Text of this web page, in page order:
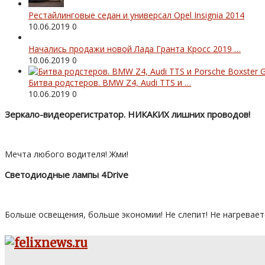
Рестайлинговые седан и универсал Opel Insignia 2014
10.06.2019 0
Начались продажи новой Лада Гранта Кросс 2019 …
10.06.2019 0
Битва родстеров. BMW Z4, Audi TTS и …
10.06.2019 0
Зеркало-видеорегистратор. НИКАКИХ лишних проводов!
Мечта любого водителя! Жми!
Светодиодные лампы 4Drive
Больше освещения, больше экономии! Не слепит! Не